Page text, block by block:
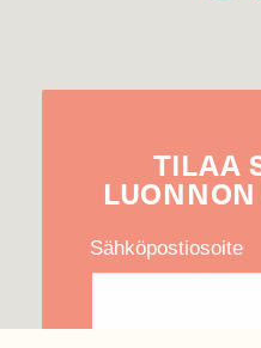
TILAA
LUONNON
Sähköpostiosoite